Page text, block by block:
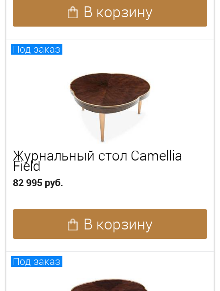
В корзину
Под заказ
Журнальный стол Camellia
Field
82 995 руб.
В корзину
Под заказ